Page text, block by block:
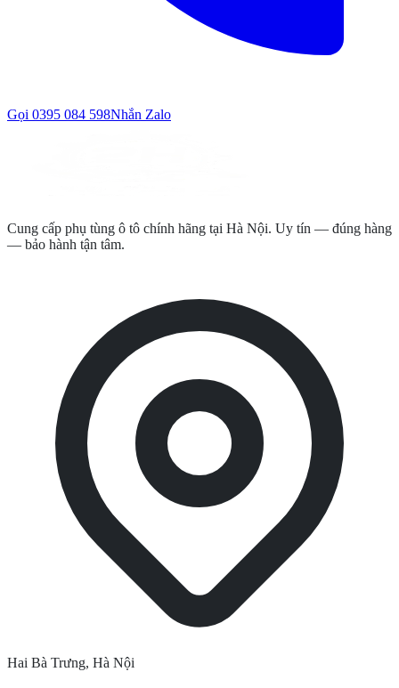
Gọi 0395 084 598Nhắn Zalo
Cung cấp phụ tùng ô tô chính hãng tại Hà Nội. Uy tín — đúng hàng
— bảo hành tận tâm.
Hai Bà Trưng, Hà Nội